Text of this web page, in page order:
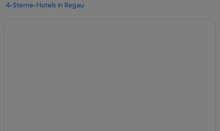
4-Sterne-Hotels in Regau